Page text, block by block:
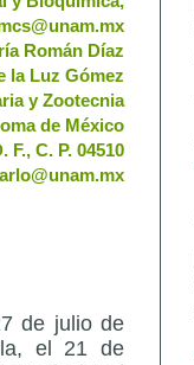
Román Díaz
la Luz Gómez
y Zootecnia
de México
F., C. P. 04510
de julio de
el 21 de